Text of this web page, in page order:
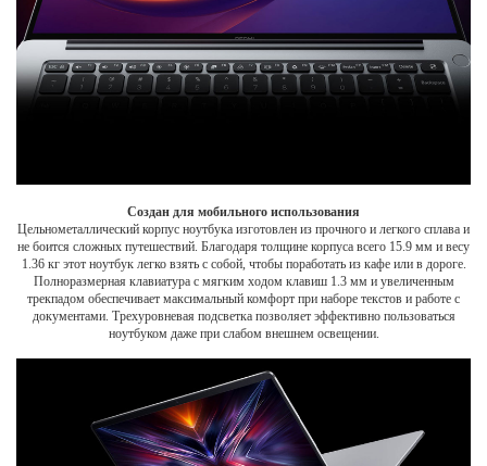
Создан для мобильного использования
Цельнометаллический корпус ноутбука изготовлен из прочного и легкого сплава и
не боится сложных путешествий. Благодаря толщине корпуса всего 15.9 мм и весу
1.36 кг этот ноутбук легко взять с собой, чтобы поработать из кафе или в дороге.
Полноразмерная клавиатура с мягким ходом клавиш 1.3 мм и увеличенным
трекпадом обеспечивает максимальный комфорт при наборе текстов и работе с
документами. Трехуровневая подсветка позволяет эффективно пользоваться
ноутбуком даже при слабом внешнем освещении.